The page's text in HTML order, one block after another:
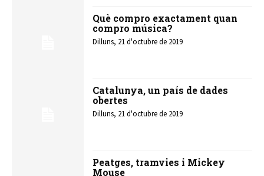
Què compro exactament quan
compro música?
Dilluns, 21 d'octubre de 2019
Catalunya, un país de dades
obertes
Dilluns, 21 d'octubre de 2019
Peatges, tramvies i Mickey
Mouse